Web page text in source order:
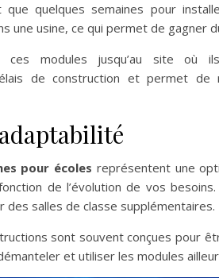
quelques semaines pour
une usine, ce qui permet de gagner
ces modules jusqu’au site où
de construction et permet de
pour écoles représentent une
de l’évolution de vos
des salles de classe supplémentaires.
sont souvent conçues pour
et utiliser les modules